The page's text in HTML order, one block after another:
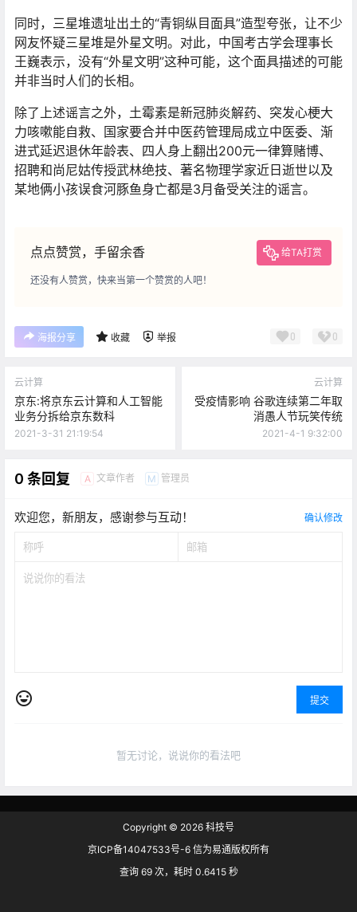
同时，三星堆遗址出土的“青铜纵目面具”造型夸张，让不少
网友怀疑三星堆是外星文明。对此，中国考古学会理事长
王巍表示，没有“外星文明”这种可能，这个面具描述的可能
并非当时人们的长相。
除了上述谣言之外，土霉素是新冠肺炎解药、突发心梗大
力咳嗽能自救、国家要合并中医药管理局成立中医委、渐
进式延迟退休年龄表、四人身上翻出200元一律算赌博、
招聘和尚尼姑传授武林绝技、著名物理学家近日逝世以及
某地俩小孩误食河豚鱼身亡都是3月备受关注的谣言。
点点赞赏，手留余香 给TA打赏
还没有人赞赏，快来当第一个赞赏的人吧！
海报分享 收藏 举报 0 0
云计算
京东:将京东云计算和人工智能
业务分拆给京东数科
2021-3-31 21:19:54
云计算
受疫情影响 谷歌连续第二年取
消愚人节玩笑传统
2021-4-1 9:32:00
0 条回复 A 文章作者 M 管理员
欢迎您，新朋友，感谢参与互动！ 确认修改
提交
暂无讨论，说说你的看法吧
Copyright © 2026 科技号
京ICP备14047533号-6 信为易通版权所有
查询 69 次，耗时 0.6415 秒